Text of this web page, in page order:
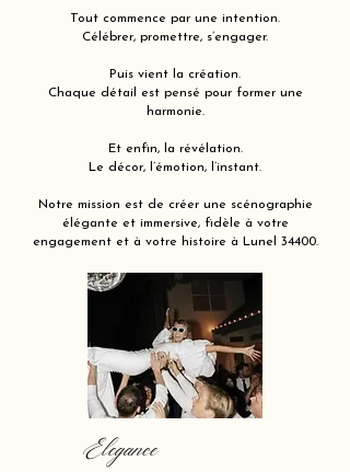
Tout commence par une intention.
Célébrer, promettre, s’engager.
Puis vient la création.
Chaque détail est pensé pour former une
harmonie.
Et enfin, la révélation.
Le décor, l’émotion, l’instant.
Notre mission est de créer une scénographie
élégante et immersive, fidèle à votre
engagement et à votre histoire à Lunel 34400.
Elegance